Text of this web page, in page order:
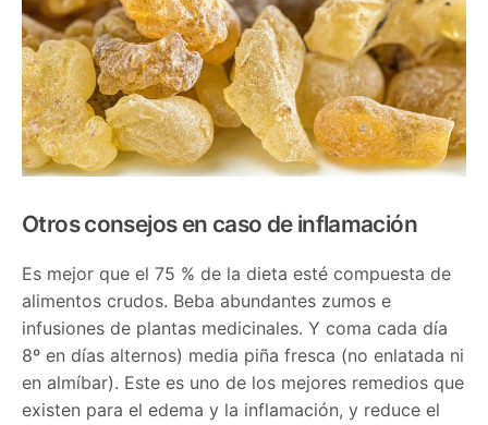
Otros consejos en caso de inflamación
Es mejor que el 75 % de la dieta esté compuesta de
alimentos crudos. Beba abundantes zumos e
infusiones de plantas medicinales. Y coma cada día
8º en días alternos) media piña fresca (no enlatada ni
en almíbar). Este es uno de los mejores remedios que
existen para el edema y la inflamación, y reduce el